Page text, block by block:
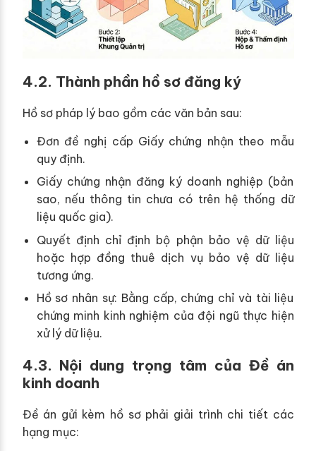
4.2. Thành phần hồ sơ đăng ký
Hồ sơ pháp lý bao gồm các văn bản sau:
Đơn đề nghị cấp Giấy chứng nhận theo mẫu
quy định.
Giấy chứng nhận đăng ký doanh nghiệp (bản
sao, nếu thông tin chưa có trên hệ thống dữ
liệu quốc gia).
Quyết định chỉ định bộ phận bảo vệ dữ liệu
hoặc hợp đồng thuê dịch vụ bảo vệ dữ liệu
tương ứng.
Hồ sơ nhân sự: Bằng cấp, chứng chỉ và tài liệu
chứng minh kinh nghiệm của đội ngũ thực hiện
xử lý dữ liệu.
4.3. Nội dung trọng tâm của Đề án
kinh doanh
Đề án gửi kèm hồ sơ phải giải trình chi tiết các
hạng mục: